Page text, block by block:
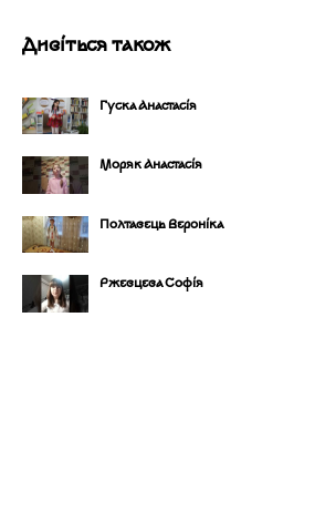
Дивіться також
Гуска Анастасія
Моряк Анастасія
Полтавець Вероніка
Ржевцева Софія